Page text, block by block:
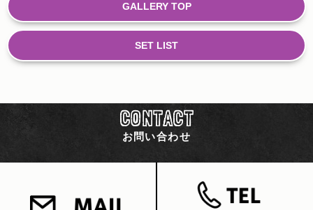
GALLERY TOP
SET LIST
CONTACT
お問い合わせ